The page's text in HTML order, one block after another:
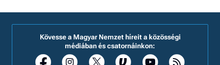
Kövesse a Magyar Nemzet híreit a közösségi
médiában és csatornáinkon: